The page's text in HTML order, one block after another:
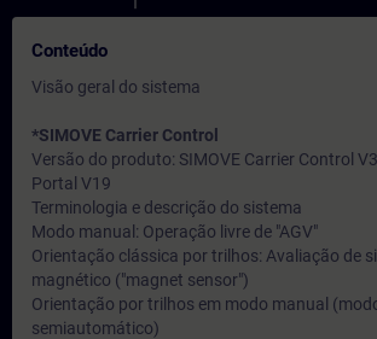
Conteúdo
Visão geral do sistema
*SIMOVE Carrier Control
Versão do produto: SIMOVE Carrier Control
Portal V19
Terminologia e descrição do sistema
Modo manual: Operação livre de "AGV"
Orientação clássica por trilhos: Avaliação de
magnético ("magnet sensor")
Orientação por trilhos em modo manual
semiautomático)